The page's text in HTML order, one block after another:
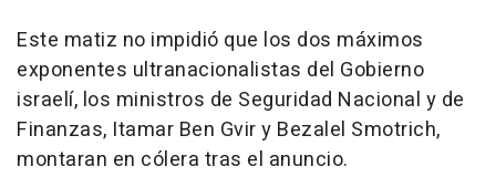
Este matiz no impidió que los dos máximos
exponentes ultranacionalistas del Gobierno
israelí, los ministros de Seguridad Nacional y de
Finanzas, Itamar Ben Gvir y Bezalel Smotrich,
montaran en cólera tras el anuncio.